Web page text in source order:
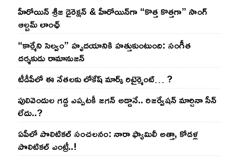
హీరోయిన్ శ్రీజ డైరెక్ష‌న్ & హీరోయిన్‌గా “కొత్త కొత్తగా” సాంగ్
ఆల్బమ్ లాంఛ్
“కార్మేని సెల్వం” హృదయానికి హత్తుకుంటుంది: సంగీత
దర్శకుడు రామానుజన్
టీడీపీలో ఈ నేత‌ల‌కు లోకేష్ మార్క్ రిటైర్మెంట్‌… ?
పులివెందుల గ‌డ్డ ఎప్ప‌ట‌కీ జ‌గ‌న్ అడ్డానే.. రిజ‌ర్వేష‌న్ మార్చినా సీన్
లేదు..?
ఏపీలో పొలిటిక‌ల్ సంచ‌ల‌నం: నారా ఫ్యామిలీ అత్తా, కోడ‌ళ్ల
పొలిటికల్ ఎంట్రీ..!